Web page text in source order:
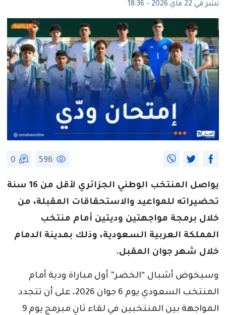
نشر في 22 ماي 2026 - 18:36
596
0
يواصل المنتخب الوطني الجزائري لأقل من 16 سنة
تحضيراته للمواعيد والاستحقاقات المقبلة، من
خلال برمجة مواجهتين وديتين أمام منتخب
المملكة العربية السعودية، وذلك بمدينة الدمام
خلال شهر جوان المقبل.
وسيخوض أشبال “الخضر” أول مباراة ودية أمام
المنتخب السعودي يوم 6 جوان 2026، على أن تتجدد
المواجهة بين المنتخبين في لقاء ثانٍ مبرمج يوم 9